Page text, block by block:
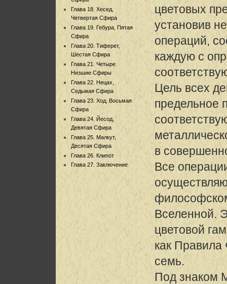
Глава 18. Хесед,
Четвертая Сфира
Глава 19. Гебура, Пятая
Сфира
Глава 20. Тиферет,
Шестая Сфира
Глава 21. Четыре
Низшие Сфиры
Глава 22. Нецах,
Седьмая Сфира
Глава 23. Ход, Восьмая
Сфира
Глава 24. Йесод,
Девятая Сфира
Глава 25. Малкут,
Десятая Сфира
Глава 26. Клипот
Глава 27. Заключение
цветовых
установив
операций,
каждую с
Цель всех
предельное
в
Все
Вселенной.
цветовой
как
семь.
Под знаком